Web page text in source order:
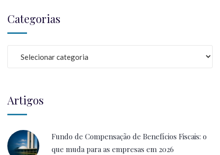
Categorias
Artigos
Fundo de Compensação de Benefícios Fiscais: o
que muda para as empresas em 2026